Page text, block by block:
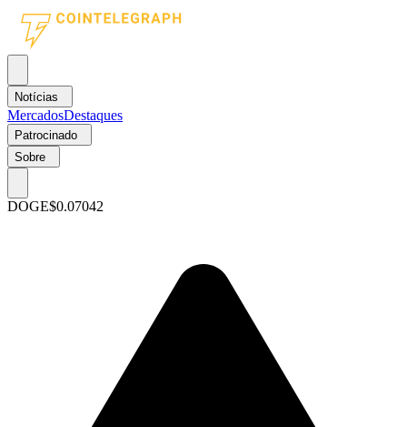
Notícias
MercadosDestaques
Patrocinado
Sobre
DOGE$0.07042